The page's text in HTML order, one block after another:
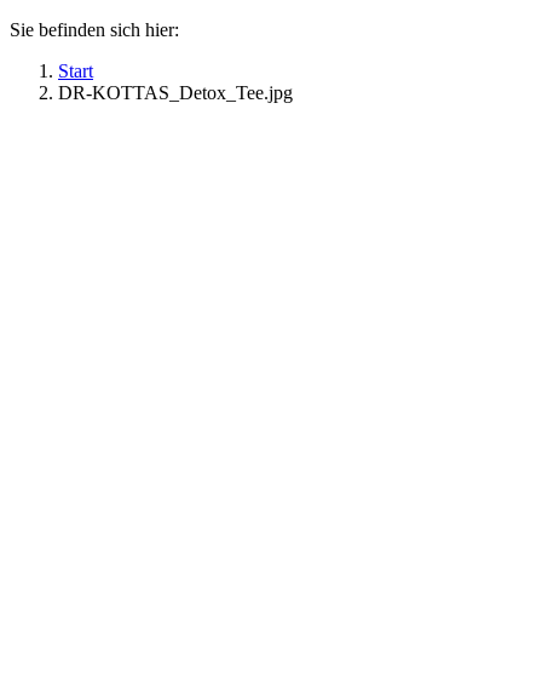
Sie befinden sich hier:
Start
DR-KOTTAS_Detox_Tee.jpg